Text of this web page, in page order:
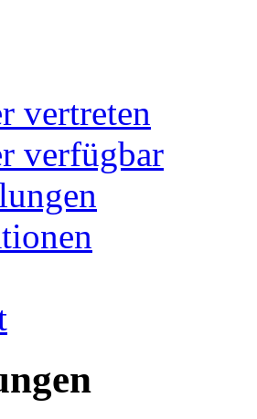
vertreten
verfügbar